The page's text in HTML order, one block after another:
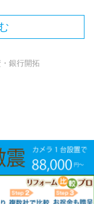
銀行開拓